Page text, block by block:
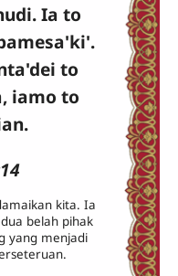
Ia to
to
iamo to
kita. Ia
belah pihak
yang menjadi